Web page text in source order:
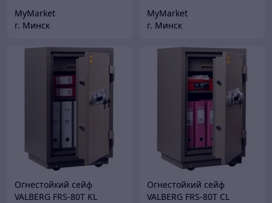
MyMarket
г. Минск
MyMarket
г. Минск
Огнестойкий сейф
VALBERG FRS-80T KL
Огнестойкий сейф
VALBERG FRS-80T CL